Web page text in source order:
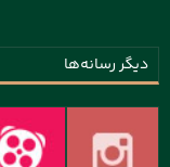
دیگر رسانه‌ها